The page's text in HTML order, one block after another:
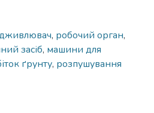
, робочий орган,
засіб, машини для
ґрунту, розпушування